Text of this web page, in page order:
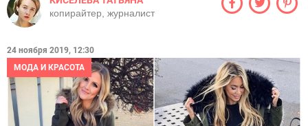
копирайтер, журналист
24 ноября 2019, 12:30
МОДА И КРАСОТА